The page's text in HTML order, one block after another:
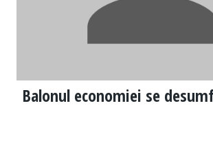
Balonul economiei se